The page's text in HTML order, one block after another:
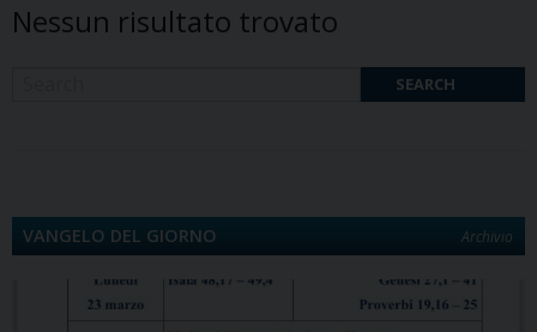
Nessun risultato trovato
SEARCH
VANGELO DEL GIORNO Archivio